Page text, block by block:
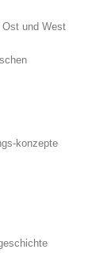
Ost und West
konzepte